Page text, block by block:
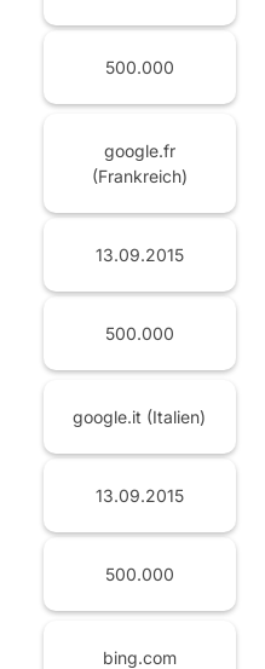
500.000
google.fr
(Frankreich)
13.09.2015
500.000
google.it (Italien)
13.09.2015
500.000
bing.com